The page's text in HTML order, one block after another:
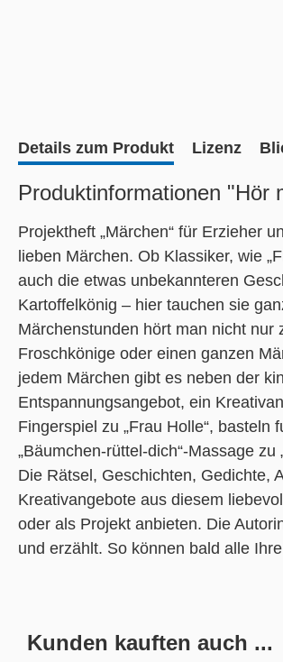
Details zum Produkt Lizenz
Produktinformationen "Hör
Projektheft „Märchen“ für Erzieher
lieben Märchen. Ob Klassiker, wie
auch die etwas unbekannteren
Kartoffelkönig – hier tauchen sie
Märchenstunden hört man nicht
Froschkönige oder einen ganzen
jedem Märchen gibt es neben der
Entspannungsangebot, ein
Fingerspiel zu „Frau Holle“,
„Bäumchen-rüttel-dich“-Massage zu
Die Rätsel, Geschichten, Gedichte,
Kreativangebote aus diesem
oder als Projekt anbieten. Die
und erzählt. So können bald alle
Kunden kauften auch ...